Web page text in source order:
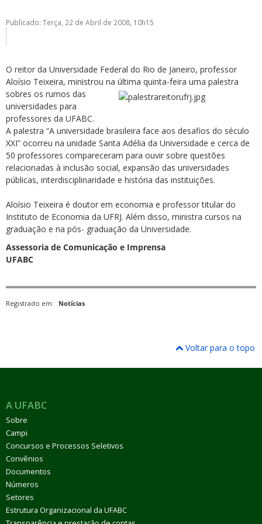
Publicado: Terça, 22 de Abril de 2008, 10h15
O reitor da Universidade Federal do Rio de Janeiro, professor
Aloísio Teixeira, ministrou na última quinta-feira uma palestra
sobres os rumos das
universidades para
professores da UFABC.
A palestra “A universidade brasileira face aos desafios do século
XXI” ocorreu na unidade Santa Adélia da Universidade e cerca de
50 professores compareceram para ouvir sobre questões
relacionadas à inclusão social, expansão das universidades
públicas, interdisciplinaridade e história das instituições.
Aloísio Teixeira é doutor em economia e professor titular do
Instituto de Economia da UFRJ. Além disso, ministra cursos na
graduação e na pós- graduação da Universidade.
Assessoria de Comunicação e Imprensa
UFABC
Registrado em: Notícias
Voltar para o topo
A UFABC
Sobre
Campi
Concursos e Processos Seletivos
Convênios
Documentos
Números
Setores
Estrutura Organizacional da UFABC